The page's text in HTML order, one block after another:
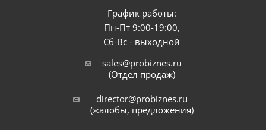
График работы:
Пн-Пт 9:00-19:00,
Сб-Вс - выходной
sales@probiznes.ru
(Отдел продаж)
director@probiznes.ru
(жалобы, предложения)